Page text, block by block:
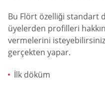
Bu Flört özelliği standart
üyelerden profilleri
vermelerini
gerçekten yapar.
İlk döküm